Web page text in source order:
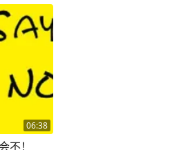
06:38
！